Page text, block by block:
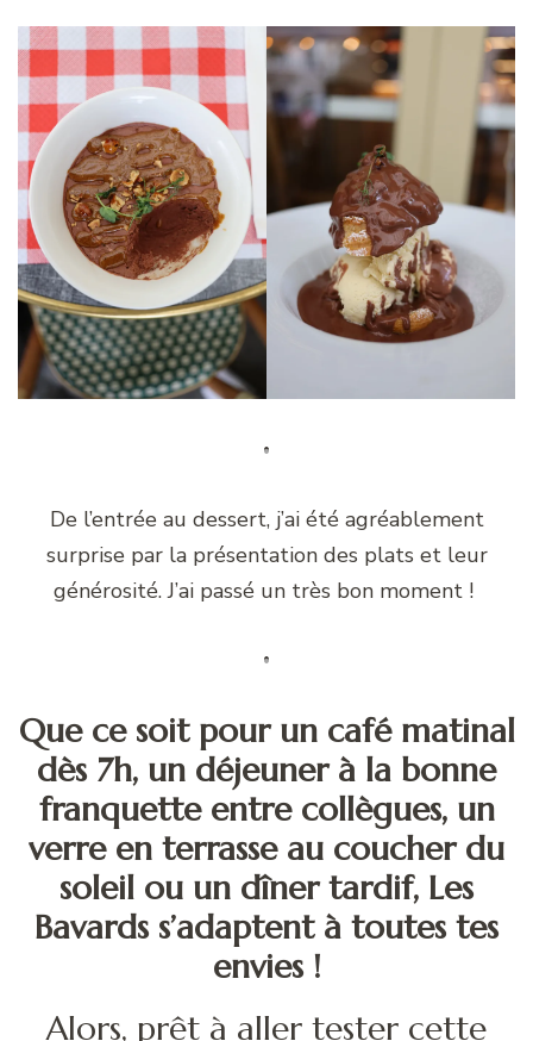
De l’entrée au dessert, j’ai été agréablement
surprise par la présentation des plats et leur
générosité. J’ai passé un très bon moment !
Que ce soit pour un café matinal
dès 7h, un déjeuner à la bonne
franquette entre collègues, un
verre en terrasse au coucher du
soleil ou un dîner tardif, Les
Bavards s’adaptent à toutes tes
envies !
Alors, prêt à aller tester cette